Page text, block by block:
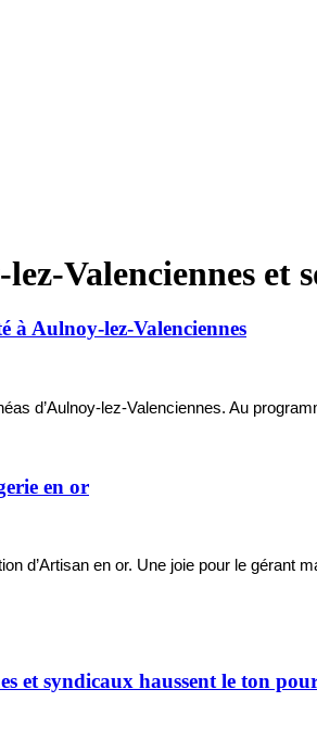
Valenciennes et
à Aulnoy-lez-Valenciennes
d’Aulnoy-lez-Valenciennes. Au
en or
d’Artisan en or. Une joie pour le gérant
et syndicaux haussent le ton